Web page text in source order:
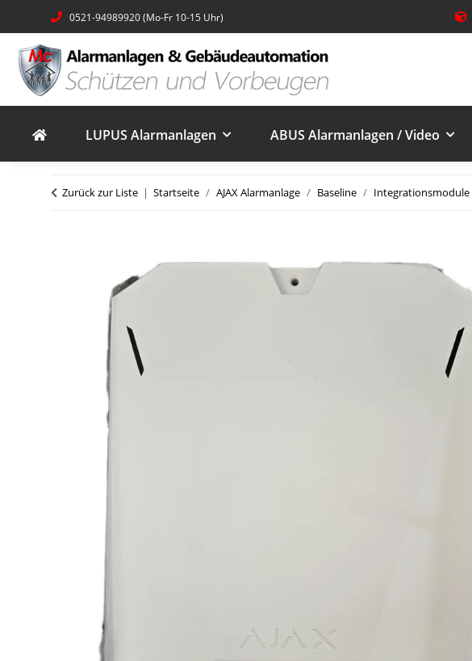
0521-94989920 (Mo-Fr 10-15 Uhr)
LUPUS Alarmanlagen ABUS Alarmanlagen / Video
Zurück zur Liste Startseite AJAX Alarmanlage Baseline Integrationsmodule